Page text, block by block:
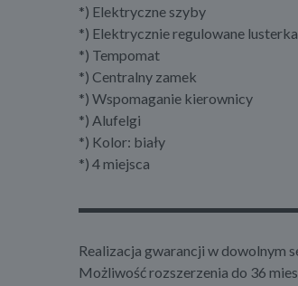
*) Elektryczne szyby
*) Elektrycznie regulowane lusterka
*) Tempomat
*) Centralny zamek
*) Wspomaganie kierownicy
*) Alufelgi
*) Kolor: biały
*) 4 miejsca
Realizacja gwarancji w dowolnym
Możliwość rozszerzenia do 36